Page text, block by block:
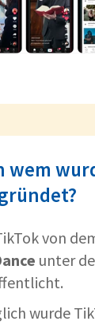
wem
von
unter
wurde